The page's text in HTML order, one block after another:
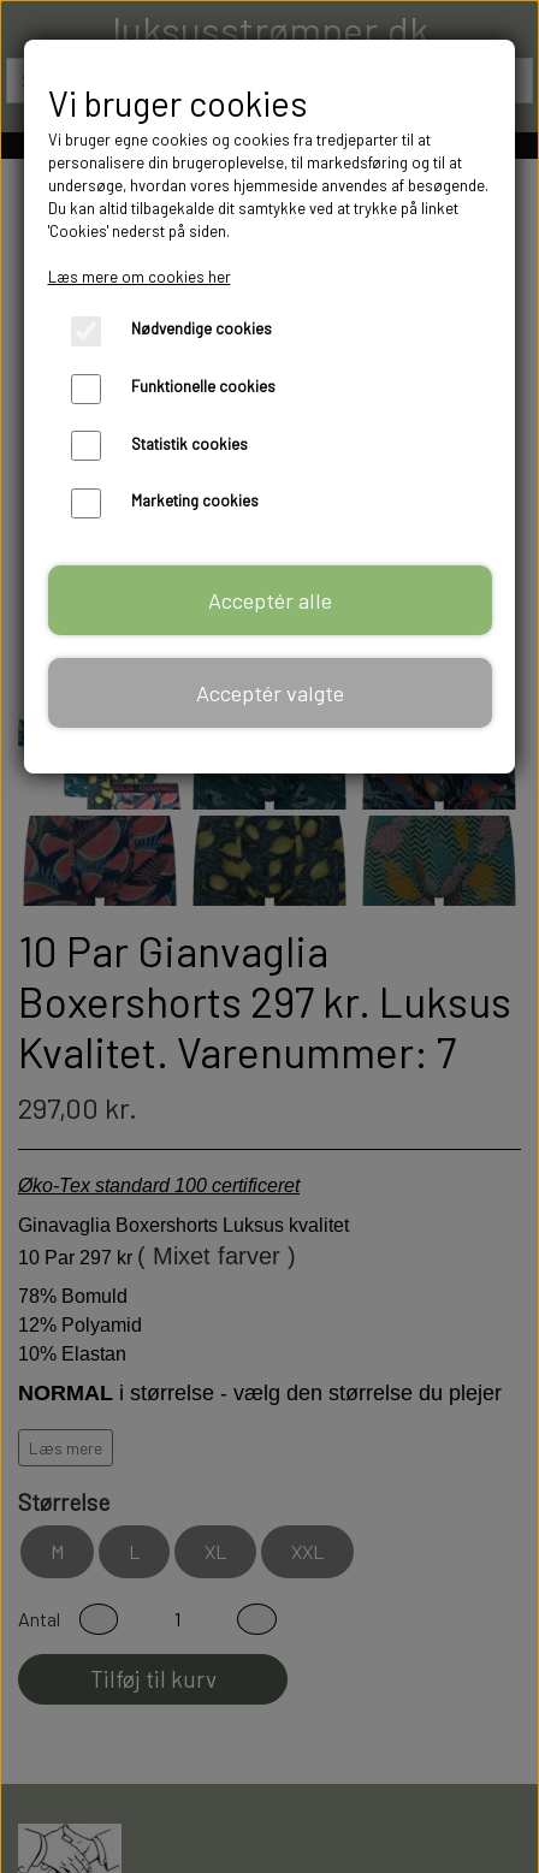
luksusstrømper.dk
10 Par Gianvaglia
Boxershorts 297 kr. Luksus
Kvalitet. Varenummer: 7
297,00 kr.
Øko-Tex standard 100 certificeret
Ginavaglia Boxershorts Luksus kvalitet
10 Par 297 kr ( Mixet farver )
78% Bomuld
12% Polyamid
10% Elastan
NORMAL i størrelse - vælg den størrelse du plejer
at bruge
GIANVAGLIA står for italiensk moderigtigt og funktionelt
Luksus Boxershorts.
bæredygtighed.
Høj kvalitet er bløde behagelige og holdbare
Modstandsdygtige over for slid
Fladsømmet for ekstra god komfort
Læs mere
Størrelse
M L XL XXL
Antal
Tilføj til kurv
Vi bruger cookies
Vi bruger egne cookies og cookies fra tredjeparter til at
personalisere din brugeroplevelse, til markedsføring og til at
undersøge, hvordan vores hjemmeside anvendes af besøgende.
Du kan altid tilbagekalde dit samtykke ved at trykke på linket
'Cookies' nederst på siden.
Læs mere om cookies her
Nødvendige cookies
Funktionelle cookies
Statistik cookies
Marketing cookies
Acceptér alle
Acceptér valgte